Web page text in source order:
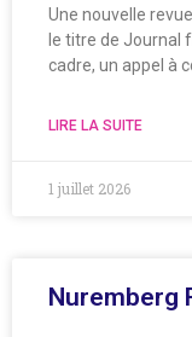
Une nouvelle
le titre de Journal
cadre, un appel à
LIRE LA SUITE
1 juillet 2026
Nuremberg